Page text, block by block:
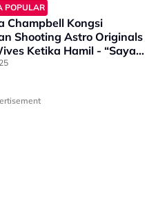
POPULAR
Champbell Kongsi
Shooting Astro Originals
Ketika Hamil - “Saya
Tak Suka Duduk Rumah”